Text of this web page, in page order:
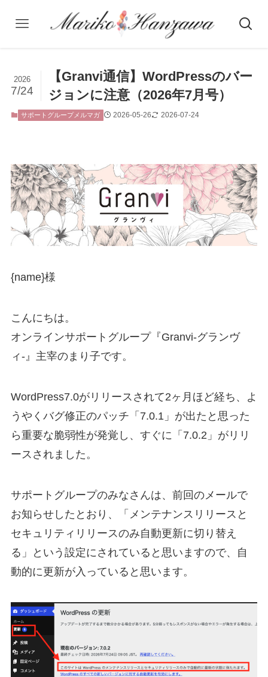
【Granvi通信】WordPressのバー
ジョンに注意（2026年7月号）
2026
7/24
サポートグループメルマガ 2026-05-26 2026-07-24
{name}様
こんにちは。
オンラインサポートグループ『Granvi-グランヴ
ィ-』主宰のまり子です。
WordPress7.0がリリースされて2ヶ月ほど経ち、よ
うやくバグ修正のパッチ「7.0.1」が出たと思った
ら重要な脆弱性が発覚し、すぐに「7.0.2」がリリ
ースされました。
サポートグループのみなさんは、前回のメールで
お知らせしたとおり、「メンテナンスリリースと
セキュリティリリースのみ自動更新に切り替え
る」という設定にされていると思いますので、自
動的に更新が入っていると思います。